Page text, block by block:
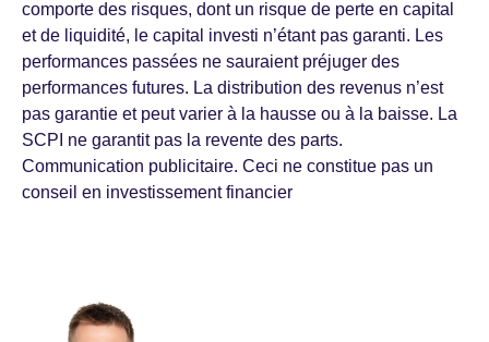
comporte des risques, dont un risque de perte en capital
et de liquidité, le capital investi n’étant pas garanti. Les
performances passées ne sauraient préjuger des
performances futures. La distribution des revenus n’est
pas garantie et peut varier à la hausse ou à la baisse. La
SCPI ne garantit pas la revente des parts.
Communication publicitaire. Ceci ne constitue pas un
conseil en investissement financier